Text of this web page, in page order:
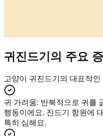
귀진드기의 주요
고양이 귀진드기의 대표적
귀 가려움: 반복적으로 귀를
행동이에요. 진드기 항원에
특히 심해요.